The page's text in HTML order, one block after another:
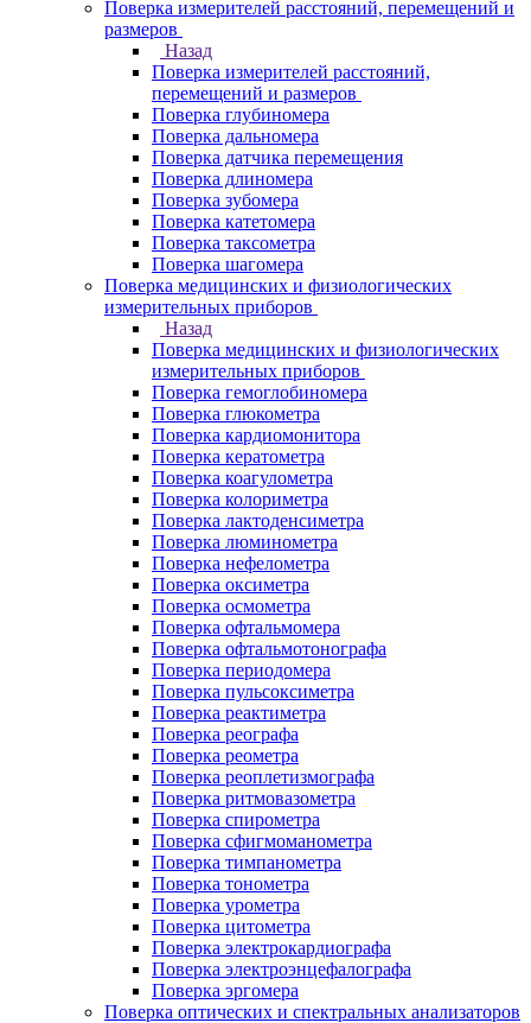
Поверка измерителей расстояний, перемещений и
размеров
Назад
Поверка измерителей расстояний,
перемещений и размеров
Поверка глубиномера
Поверка дальномера
Поверка датчика перемещения
Поверка длиномера
Поверка зубомера
Поверка катетомера
Поверка таксометра
Поверка шагомера
Поверка медицинских и физиологических
измерительных приборов
Назад
Поверка медицинских и физиологических
измерительных приборов
Поверка гемоглобиномера
Поверка глюкометра
Поверка кардиомонитора
Поверка кератометра
Поверка коагулометра
Поверка колориметра
Поверка лактоденсиметра
Поверка люминометра
Поверка нефелометра
Поверка оксиметра
Поверка осмометра
Поверка офтальмомера
Поверка офтальмотонографа
Поверка периодомера
Поверка пульсоксиметра
Поверка реактиметра
Поверка реографа
Поверка реометра
Поверка реоплетизмографа
Поверка ритмовазометра
Поверка спирометра
Поверка сфигмоманометра
Поверка тимпанометра
Поверка тонометра
Поверка урометра
Поверка цитометра
Поверка электрокардиографа
Поверка электроэнцефалографа
Поверка эргомера
Поверка оптических и спектральных анализаторов